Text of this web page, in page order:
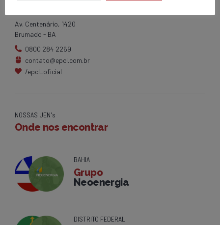
Av. Centenário, 1420
Brumado - BA
0800 284 2269
contato@epcl.com.br
/epcl_oficial
NOSSAS UEN's
Onde nos encontrar
BAHIA
Grupo
Neoenergia
DISTRITO FEDERAL